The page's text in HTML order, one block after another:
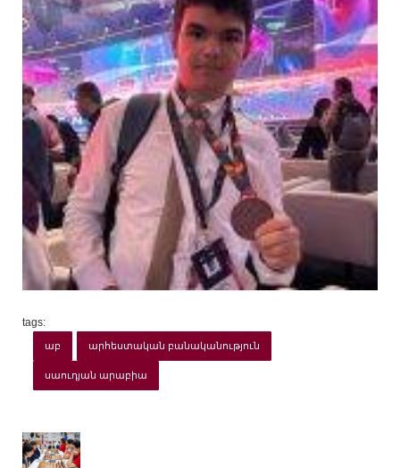
tags:
աբ արհեստական բանականություն
սաուդյան արաբիա